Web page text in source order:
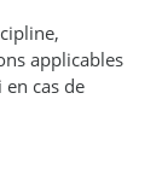
applicables
cas de